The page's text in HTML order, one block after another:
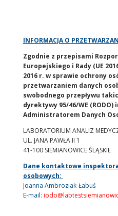
INFORMACJA O
Zgodnie z przepisami
Europejskiego i Rady (UE
2016 r. w sprawie ochrony
przetwarzaniem danych
swobodnego przepływu
dyrektywy 95/46/WE
Administratorem Danych
LABORATORIUM ANALIZ
UL. JANA PAWŁA II 1
41-100 SIEMIANOWICE ŚLĄSKIE
Dane kontaktowe
osobowych:
Joanna Ambroziak-Łabuś
E-mail: